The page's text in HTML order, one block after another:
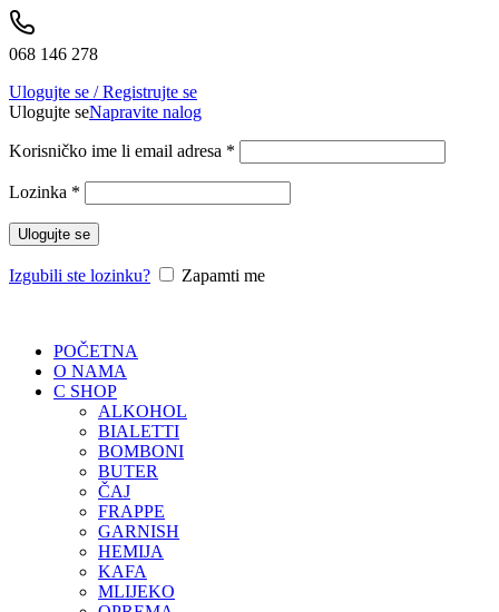
068 146 278
Ulogujte se / Registrujte se
Ulogujte seNapravite nalog
Korisničko ime li email adresa *
Lozinka *
Ulogujte se
Izgubili ste lozinku? Zapamti me
POČETNA
O NAMA
C SHOP
ALKOHOL
BIALETTI
BOMBONI
BUTER
ČAJ
FRAPPE
GARNISH
HEMIJA
KAFA
MLIJEKO